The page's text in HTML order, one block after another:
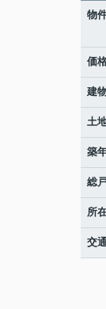
物
価
建
土
築
総
所
交